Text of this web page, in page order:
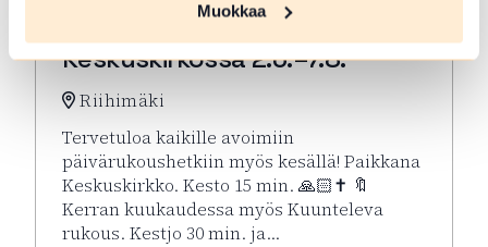
Muokkaa
Kesän rukoushetket Riihimäen
Keskuskirkossa 2.6.–7.8.
Riihimäki
Tervetuloa kaikille avoimiin
päivärukoushetkiin myös kesällä! Paikkana
Keskuskirkko. Kesto 15 min. 🙏🏻✝️ 🔖
Kerran kuukaudessa myös Kuunteleva
rukous. Kestjo 30 min. ja…